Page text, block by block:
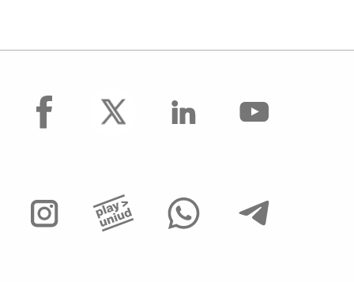
facebook